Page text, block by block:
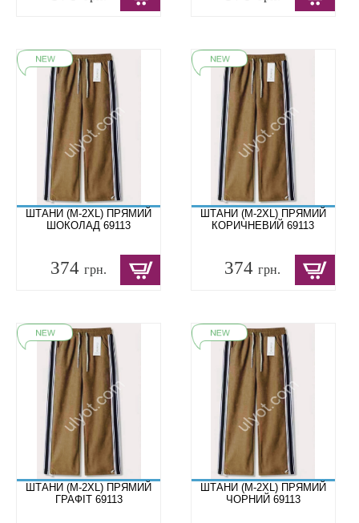
ШТАНИ (M-2XL) ПРЯМИЙ
ШОКОЛАД 69113
374 грн.
ШТАНИ (M-2XL) ПРЯМИЙ
КОРИЧНЕВИЙ 69113
374грн.
ШТАНИ (M-2XL) ПРЯМИЙ
ГРАФІТ 69113
ШТАНИ (M-2XL) ПРЯМИЙ
ЧОРНИЙ 69113